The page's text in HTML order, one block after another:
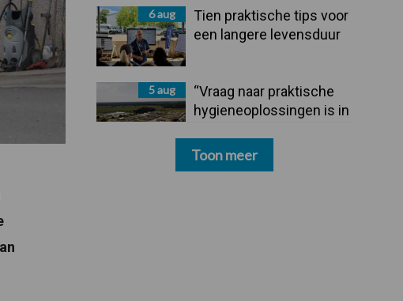
6 aug
Tien praktische tips voor
een langere levensduur
5 aug
“Vraag naar praktische
hygieneoplossingen is in
Toon meer